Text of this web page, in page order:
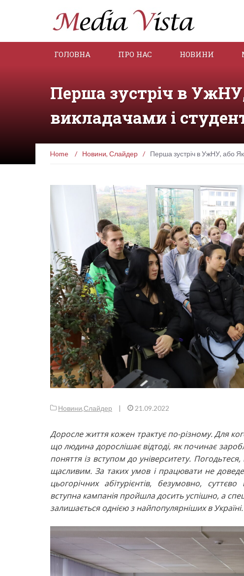
ГОЛОВНА ПРО НАС НОВИНИ
Перша зустріч в
викладачами і
Home / Новини, Слайдер / Перша зустріч в УжНУ, або
Новини,Слайдер | 21.09.2022
Доросле життя кожен трактує по-різному. Для
що людина дорослішає відтоді, як починає
поняття із вступом до університету.
щасливим. За таких умов і працювати не
цьогорічних абітурієнтів, безумовно,
вступна кампанія пройшла досить успішно, а
залишається однією з найпопулярніших в Україні.